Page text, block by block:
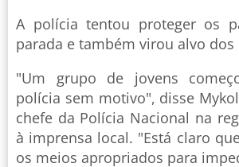
A polícia tentou proteger os
parada e também virou alvo dos
"Um grupo de jovens
polícia sem motivo", disse
chefe da Polícia Nacional na
à imprensa local. "Está claro
os meios apropriados para